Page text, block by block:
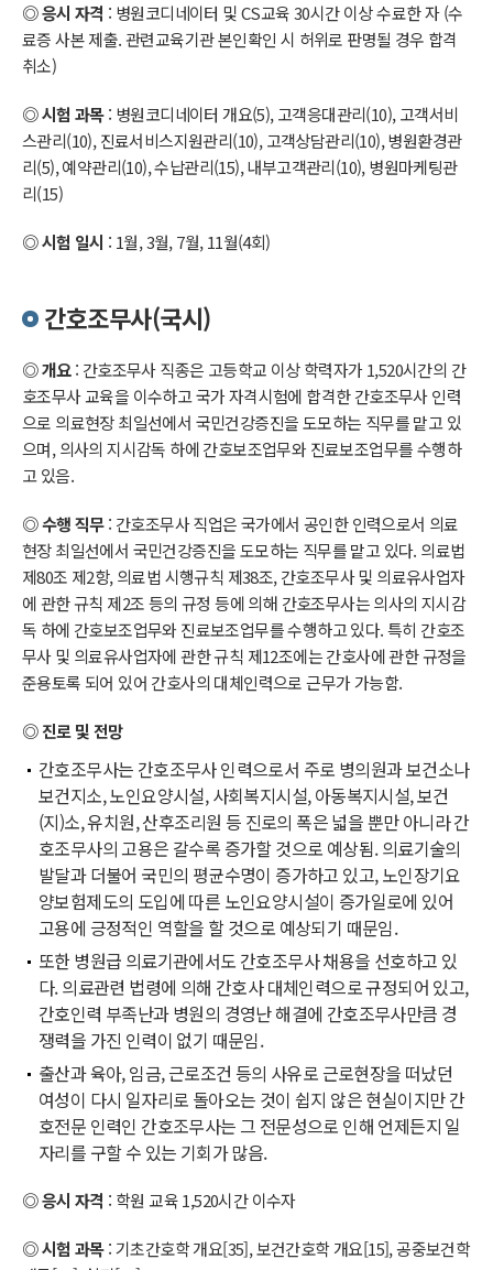
◎ 응시 자격 : 병원코디네이터 및 CS교육 30시간 이상 수료한 자 (수
료증 사본 제출. 관련교육기관 본인확인 시 허위로 판명될 경우 합격
취소)
◎ 시험 과목: 병원코디네이터 개요(5), 고객응대관리(10), 고객서비
스관리(10), 진료서비스지원관리(10), 고객상담관리(10), 병원환경관
리(5), 예약관리(10), 수납관리(15), 내부고객관리(10), 병원마케팅관
리(15)
◎ 시험 일시 : 1월, 3월, 7월, 11월(4회)
간호조무사(국시)
◎ 개요: 간호조무사 직종은 고등학교 이상 학력자가 1,520시간의 간
호조무사 교육을 이수하고 국가 자격시험에 합격한 간호조무사 인력
으로 의료현장 최일선에서 국민건강증진을 도모하는 직무를 맡고 있
으며, 의사의 지시감독 하에 간호보조업무와 진료보조업무를 수행하
고 있음.
◎ 수행 직무: 간호조무사 직업은 국가에서 공인한 인력으로서 의료
현장 최일선에서 국민건강증진을 도모하는 직무를 맡고 있다. 의료법
제80조 제2항, 의료법 시행규칙 제38조, 간호조무사 및 의료유사업자
에 관한 규칙 제2조 등의 규정 등에 의해 간호조무사는 의사의 지시감
독 하에 간호보조업무와 진료보조업무를 수행하고 있다. 특히 간호조
무사 및 의료유사업자에 관한 규칙 제12조에는 간호사에 관한 규정을
준용토록 되어 있어 간호사의 대체인력으로 근무가 가능함.
◎ 진로 및 전망
간호조무사는 간호조무사 인력으로서 주로 병의원과 보건소나
보건지소, 노인요양시설, 사회복지시설, 아동복지시설, 보건
(지)소, 유치원, 산후조리원 등 진로의 폭은 넓을 뿐만 아니라 간
호조무사의 고용은 갈수록 증가할 것으로 예상됨. 의료기술의
발달과 더불어 국민의 평균수명이 증가하고 있고, 노인장기요
양보험제도의 도입에 따른 노인요양시설이 증가일로에 있어
고용에 긍정적인 역할을 할 것으로 예상되기 때문임.
또한 병원급 의료기관에서도 간호조무사 채용을 선호하고 있
다. 의료관련 법령에 의해 간호사 대체인력으로 규정되어 있고,
간호인력 부족난과 병원의 경영난 해결에 간호조무사만큼 경
쟁력을 가진 인력이 없기 때문임.
출산과 육아, 임금, 근로조건 등의 사유로 근로현장을 떠났던
여성이 다시 일자리로 돌아오는 것이 쉽지 않은 현실이지만 간
호전문 인력인 간호조무사는 그 전문성으로 인해 언제든지 일
자리를 구할 수 있는 기회가 많음.
◎ 응시 자격 : 학원 교육 1,520시간 이수자
◎ 시험 과목: 기초간호학 개요[35], 보건간호학 개요[15], 공중보건학